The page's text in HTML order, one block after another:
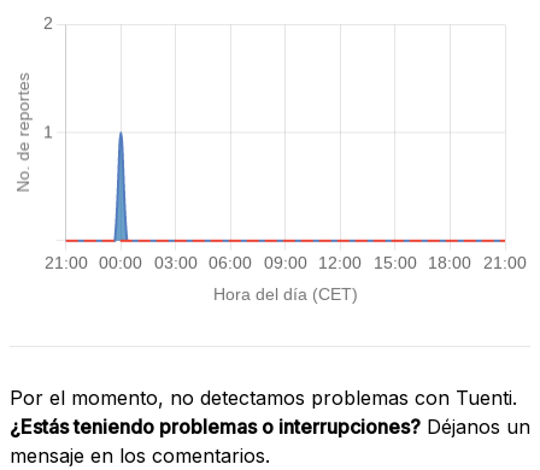
Por el momento, no detectamos problemas con Tuenti.
¿Estás teniendo problemas o interrupciones? Déjanos un
mensaje en los comentarios.